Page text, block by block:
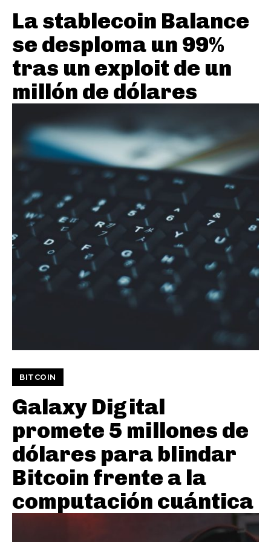
La stablecoin Balance
se desploma un 99%
tras un exploit de un
millón de dólares
BITCOIN
Galaxy Digital
promete 5 millones de
dólares para blindar
Bitcoin frente a la
computación cuántica